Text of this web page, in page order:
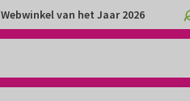
Webwinkel van het Jaar 2026